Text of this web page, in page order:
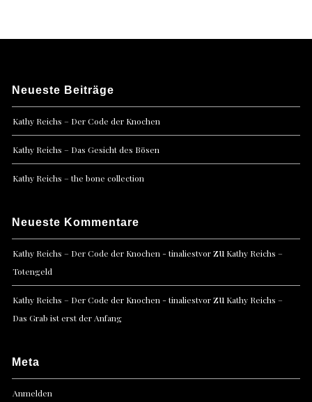
Neueste Beiträge
Kathy Reichs – Der Code der Knochen
Kathy Reichs – Das Gesicht des Bösen
Kathy Reichs – the bone collection
Neueste Kommentare
Kathy Reichs – Der Code der Knochen - tinaliestvorzu Kathy Reichs –
Totengeld
Kathy Reichs – Der Code der Knochen - tinaliestvorzu Kathy Reichs –
Das Grab ist erst der Anfang
Meta
Anmelden